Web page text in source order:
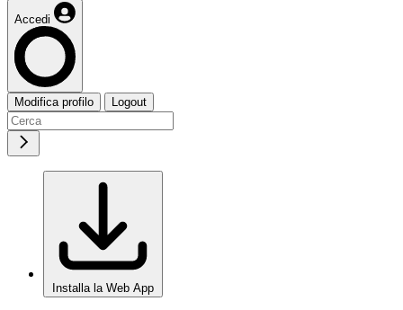
Accedi
Modifica profilo Logout
Installa la Web App